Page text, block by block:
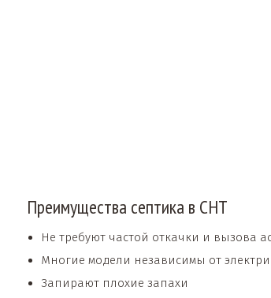
Преимущества септика в СНТ
Не требуют частой откачки и вызова
Многие модели независимы от
Запирают плохие запахи